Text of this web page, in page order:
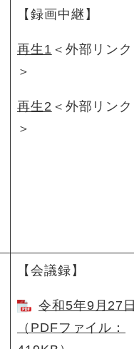
【録画中継】
再生1 ＜外部リンク
＞
再生2 ＜外部リンク
＞
【会議録】
令和5年9月27日
（PDFファイル：